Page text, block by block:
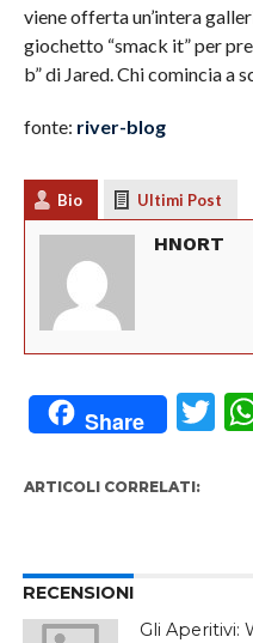
viene offerta un’intera
giochetto “smack it” per
b” di Jared. Chi comincia a
fonte: river-blog
Bio Ultimi Post
HNORT
Share
ARTICOLI CORRELATI:
RECENSIONI
Gli Aperitivi: